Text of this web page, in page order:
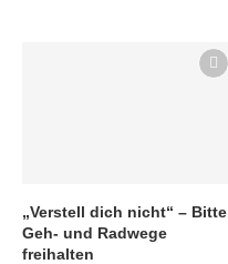
„Verstell dich nicht“ – Bitte
Geh- und Radwege
freihalten